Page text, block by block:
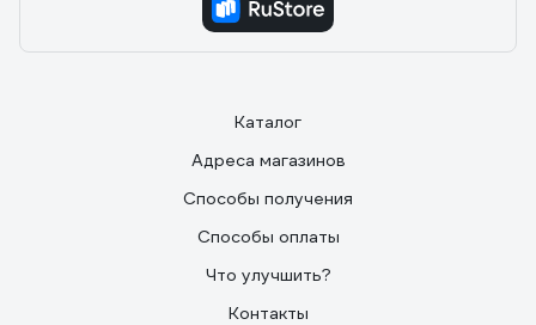
Каталог
Адреса магазинов
Способы получения
Способы оплаты
Что улучшить?
Контакты